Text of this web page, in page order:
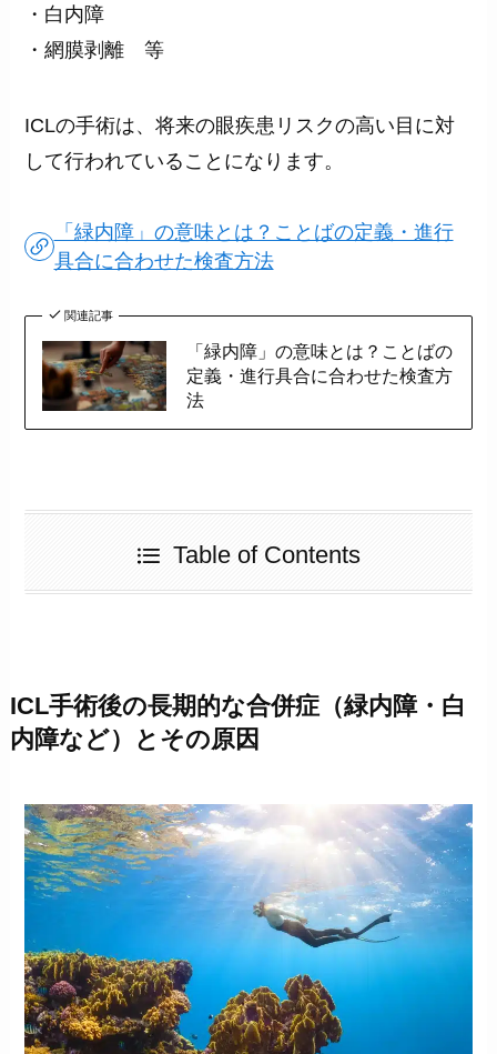
・白内障
・網膜剥離 等
ICLの手術は、将来の眼疾患リスクの高い目に対
して行われていることになります。
「緑内障」の意味とは？ことばの定義・進行
具合に合わせた検査方法
関連記事
「緑内障」の意味とは？ことばの
定義・進行具合に合わせた検査方
法
Table of Contents
ICL手術後の長期的な合併症（緑内障・白
内障など）とその原因